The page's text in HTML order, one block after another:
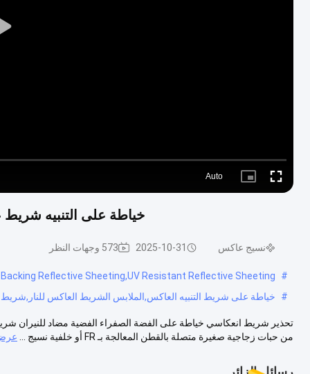
Auto
Picture- Fullscreen
خياطة على التنبيه
نسيج عاكس 2025-10-31 573 وجهات النظر
#
Reflective Sheeting,UV Resistant Reflective Sheeting
#
خياطة على شريط التنبيه العاكس,الملابس الشريط العاكس
تحذير شريط انعكاسي خياطة على الفضة الصفراء الفضية مضاد للنيران
من حبات زجاجية صغيرة متصلة بالقطن المعالجة بـ FR أو خلفية نسيج ...